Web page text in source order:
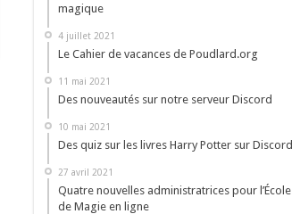
magique
4 juillet 2021
Le Cahier de vacances de Poudlard.org
11 mai 2021
Des nouveautés sur notre serveur Discord
10 mai 2021
Des quiz sur les livres Harry Potter sur Discord
27 avril 2021
Quatre nouvelles administratrices pour l’École
de Magie en ligne